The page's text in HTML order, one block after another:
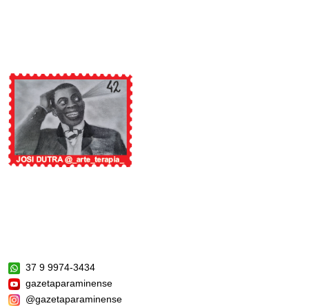
37 9 9974-3434
gazetaparaminense
@gazetaparaminense